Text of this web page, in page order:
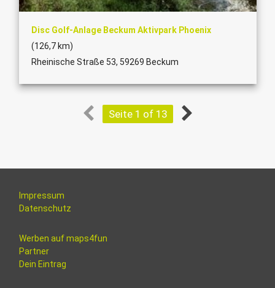
Disc Golf-Anlage Beckum Aktivpark Phoenix
(126,7 km)
Rheinische Straße 53, 59269 Beckum
Seite 1 of 13
Impressum
Datenschutz
Werben auf maps4fun
Partner
Dein Eintrag